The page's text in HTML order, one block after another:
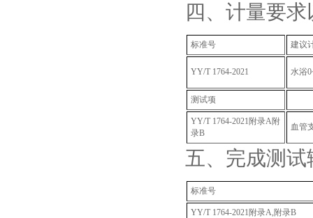
四、计量要
标准号 建议
YY/T 1764-2021 水浴
测试项
YY/T 1764-2021 附录A附
录B
血管
五、完成测
标准号
YY/T 1764-2021 附录A,附录B